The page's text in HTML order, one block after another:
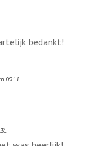
bedankt!
09:18